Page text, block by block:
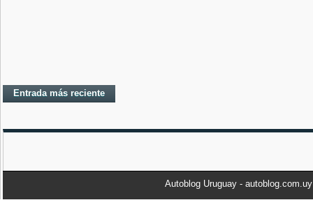
Entrada más reciente
Autoblog Uruguay -